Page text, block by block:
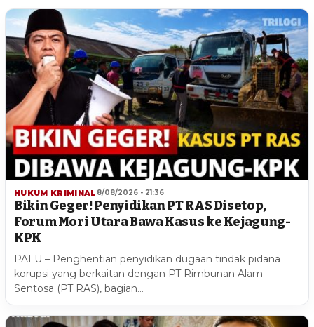
HUKUM KRIMINAL 8/08/2026 - 21:36
Bikin Geger! Penyidikan PT RAS Disetop,
Forum Mori Utara Bawa Kasus ke Kejagung-
KPK
PALU – Penghentian penyidikan dugaan tindak pidana
korupsi yang berkaitan dengan PT Rimbunan Alam
Sentosa (PT RAS), bagian…